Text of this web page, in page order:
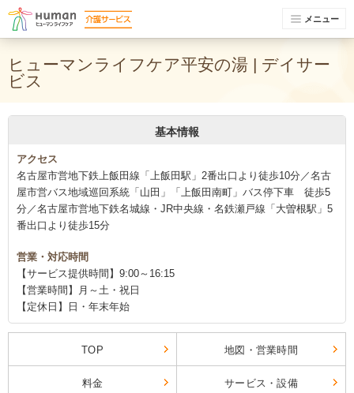
メニュー
ヒューマンライフケア平安の湯 | デイサー
ビス
基本情報
アクセス
名古屋市営地下鉄上飯田線「上飯田駅」2番出口より徒歩10分／名古
屋市営バス地域巡回系統「山田」「上飯田南町」バス停下車 徒歩5
分／名古屋市営地下鉄名城線・JR中央線・名鉄瀬戸線「大曽根駅」5
番出口より徒歩15分
営業・対応時間
【サービス提供時間】9:00～16:15
【営業時間】月～土・祝日
【定休日】日・年末年始
TOP 地図・営業時間
料金 サービス・設備